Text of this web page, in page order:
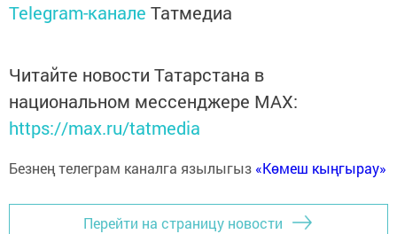
Telegram-канале Татмедиа
Читайте новости Татарстана в
национальном мессенджере MАХ:
https://max.ru/tatmedia
Безнең телеграм каналга язылыгыз «Көмеш кыңгырау»
Перейти на страницу новости